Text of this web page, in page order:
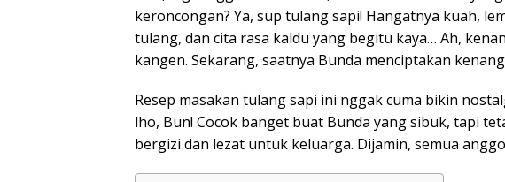
keroncongan? Ya, sup tulang sapi! Hangatnya kuah,
tulang, dan cita rasa kaldu yang begitu kaya… Ah,
kangen. Sekarang, saatnya Bunda menciptakan
Resep masakan tulang sapi ini nggak cuma bikin
lho, Bun! Cocok banget buat Bunda yang sibuk, tapi
bergizi dan lezat untuk keluarga. Dijamin, semua